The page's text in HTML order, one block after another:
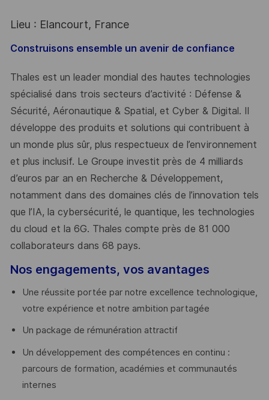
Lieu : Elancourt, France
Construisons ensemble un avenir de confiance
Thales est un leader mondial des hautes technologies
spécialisé dans trois secteurs d’activité : Défense &
Sécurité, Aéronautique & Spatial, et Cyber & Digital. Il
développe des produits et solutions qui contribuent à
un monde plus sûr, plus respectueux de l’environnement
et plus inclusif. Le Groupe investit près de 4 milliards
d’euros par an en Recherche & Développement,
notamment dans des domaines clés de l’innovation tels
que l’IA, la cybersécurité, le quantique, les technologies
du cloud et la 6G. Thales compte près de 81 000
collaborateurs dans 68 pays.
Nos engagements, vos avantages
Une réussite portée par notre excellence technologique,
votre expérience et notre ambition partagée
Un package de rémunération attractif
Un développement des compétences en continu :
parcours de formation, académies et communautés
internes